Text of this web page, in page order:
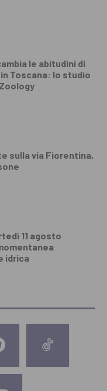
le abitudini di
Toscana: lo studio
sulla via Fiorentina,
11 agosto
idrica